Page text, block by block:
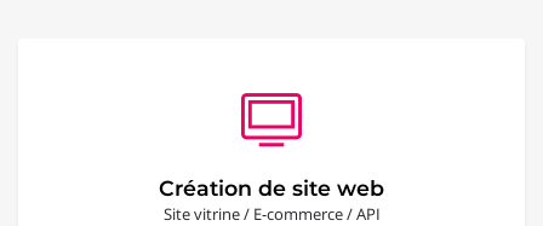
Création de site web
Site vitrine / E-commerce / API